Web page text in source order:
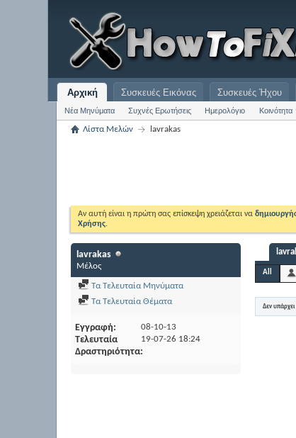
Αρχική
Νέα Μηνύματα Συχνές Ερωτήσεις Ημερολόγιο Κοινότητα
Συσκευές Εικόνας Συσκευές Ήχου
Λίστα Μελών lavrakas
Αν αυτή είναι η πρώτη σας επίσκεψη χρειάζεται να
Χρήσης.
lavrakas
Μέλος
Τα Τελευταία Μηνύματα
Τα Τελευταία Θέματα
Εγγραφή 08-10-13
Τελευταία
Δραστηριότητα
19-07-26 18:24
All
Δεν